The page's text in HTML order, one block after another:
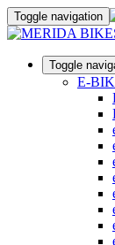
Toggle navigation
Toggle
E-